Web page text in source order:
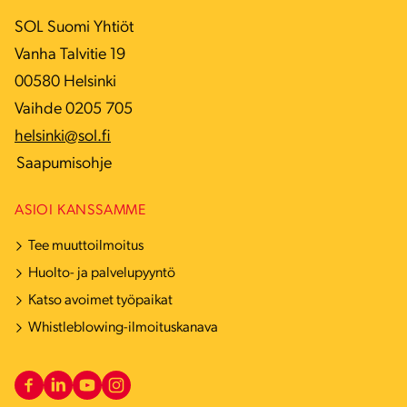
SOL Suomi Yhtiöt
Vanha Talvitie 19
00580 Helsinki
Vaihde 0205 705
helsinki@sol.fi
Saapumisohje
ASIOI KANSSAMME
Tee muuttoilmoitus
Huolto- ja palvelupyyntö
Katso avoimet työpaikat
Whistleblowing-ilmoituskanava